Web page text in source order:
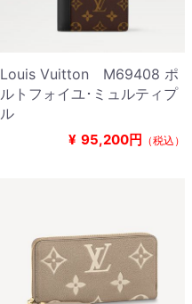
Louis Vuitton M69408 ポ
ルトフォイユ･ミュルティプ
ル
¥ 95,200円 （税込）